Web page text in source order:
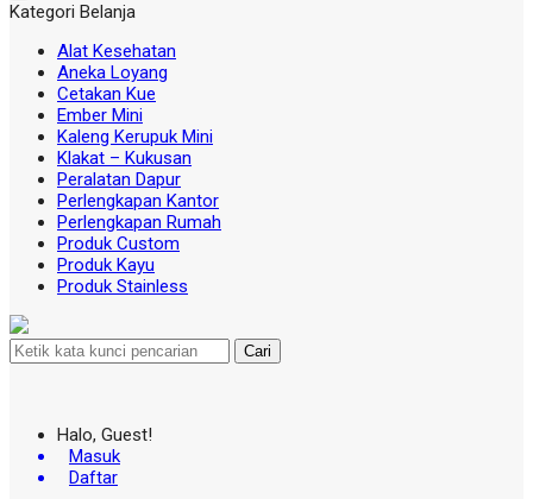
Kategori Belanja
Alat Kesehatan
Aneka Loyang
Cetakan Kue
Ember Mini
Kaleng Kerupuk Mini
Klakat – Kukusan
Peralatan Dapur
Perlengkapan Kantor
Perlengkapan Rumah
Produk Custom
Produk Kayu
Produk Stainless
Cari
Halo, Guest!
Masuk
Daftar